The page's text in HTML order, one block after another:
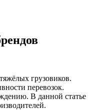
грузовиков.
перевозок.
В данной статье